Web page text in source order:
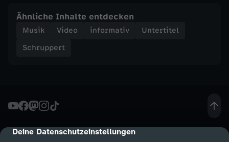
cmp-dialog-description
Deine Datenschutzeinstellungen
t
a
l
Ähnliche Inhalte entdecken
Musik Video informativ
Untertitel
Schruppert